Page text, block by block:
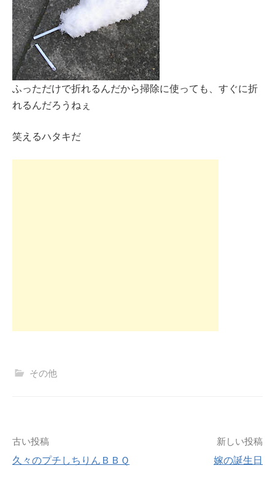
ふっただけで折れるんだから掃除に使っても、すぐに折
れるんだろうねぇ
笑えるハタキだ
その他
投
古い投稿
久々のプチしちりんＢＢＱ
新しい投稿
嫁の誕生日